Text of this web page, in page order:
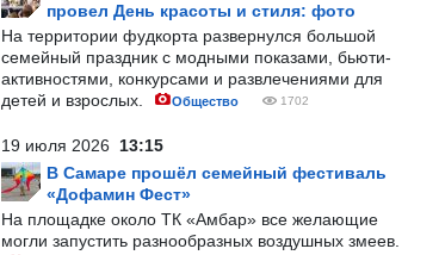
провел День красоты и стиля: фото
На территории фудкорта развернулся большой
семейный праздник с модными показами, бьюти-
активностями, конкурсами и развлечениями для
детей и взрослых.
Общество 1702
19 июля 2026 13:15
В Самаре прошёл семейный фестиваль
«Дофамин Фест»
На площадке около ТК «Амбар» все желающие
могли запустить разнообразных воздушных змеев.